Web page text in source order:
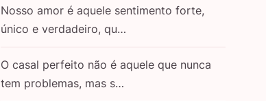
Nosso amor é aquele sentimento forte,
único e verdadeiro, qu…
O casal perfeito não é aquele que nunca
tem problemas, mas s…